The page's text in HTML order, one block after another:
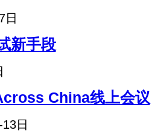
日
新手段
China线上会议
日